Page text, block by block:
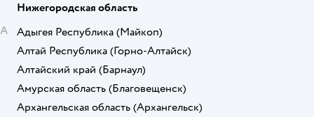
Нижегородская область
А
Адыгея Республика (Майкоп)
Алтай Республика (Горно-Алтайск)
Алтайский край (Барнаул)
Амурская область (Благовещенск)
Архангельская область (Архангельск)